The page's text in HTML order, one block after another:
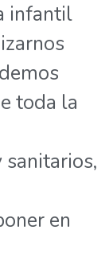
infantil
toda la
sanitarios,
en